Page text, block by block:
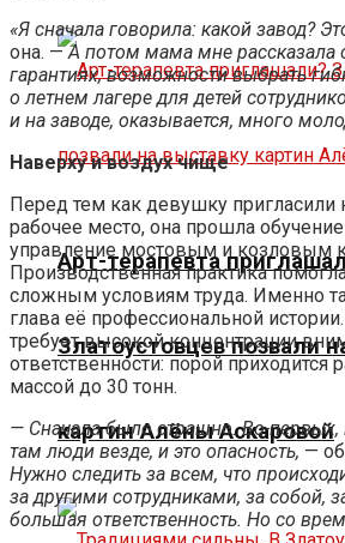
Арт-терапевта
Златоустовцев позвали
картин Алёны Аскаровой
«Я сначала говорила: какой завод?
она. —А потом мама мне рассказала
гарантиях, возможности выбрать
о летнем лагере для детей
и на заводе, оказывается, много
Наверху и воздух чище
Перед тем как девушку пригласили
рабочее место, она прошла
управление мостовым и козловым
Производственная практика
сложным условиям труда. Именно
глава её профессиональной
требует высокой концентрации
ответственности: порой приходится
массой до 30 тонн.
— Сначала было страшно. Во-первых,
там люди везде, и это опасность, —
Нужно следить за всем, что
за другими сотрудниками, за собой,
большая ответственность. Но со